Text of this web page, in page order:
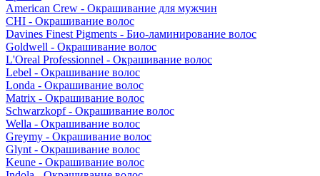
American Crew - Окрашивание для мужчин
CHI - Окрашивание волос
Davines Finest Pigments - Био-ламинирование волос
Goldwell - Окрашивание волос
L'Oreal Professionnel - Окрашивание волос
Lebel - Окрашивание волос
Londa - Окрашивание волос
Matrix - Окрашивание волос
Schwarzkopf - Окрашивание волос
Wella - Окрашивание волос
Greymy - Окрашивание волос
Glynt - Окрашивание волос
Keune - Окрашивание волос